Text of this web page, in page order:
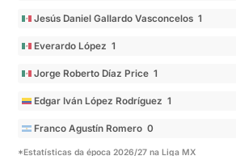
Jesús Daniel Gallardo Vasconcelos 1
Everardo López 1
Jorge Roberto Díaz Price 1
Edgar Iván López Rodríguez 1
Franco Agustín Romero 0
*Estatísticas da época 2026/27 na Liga MX